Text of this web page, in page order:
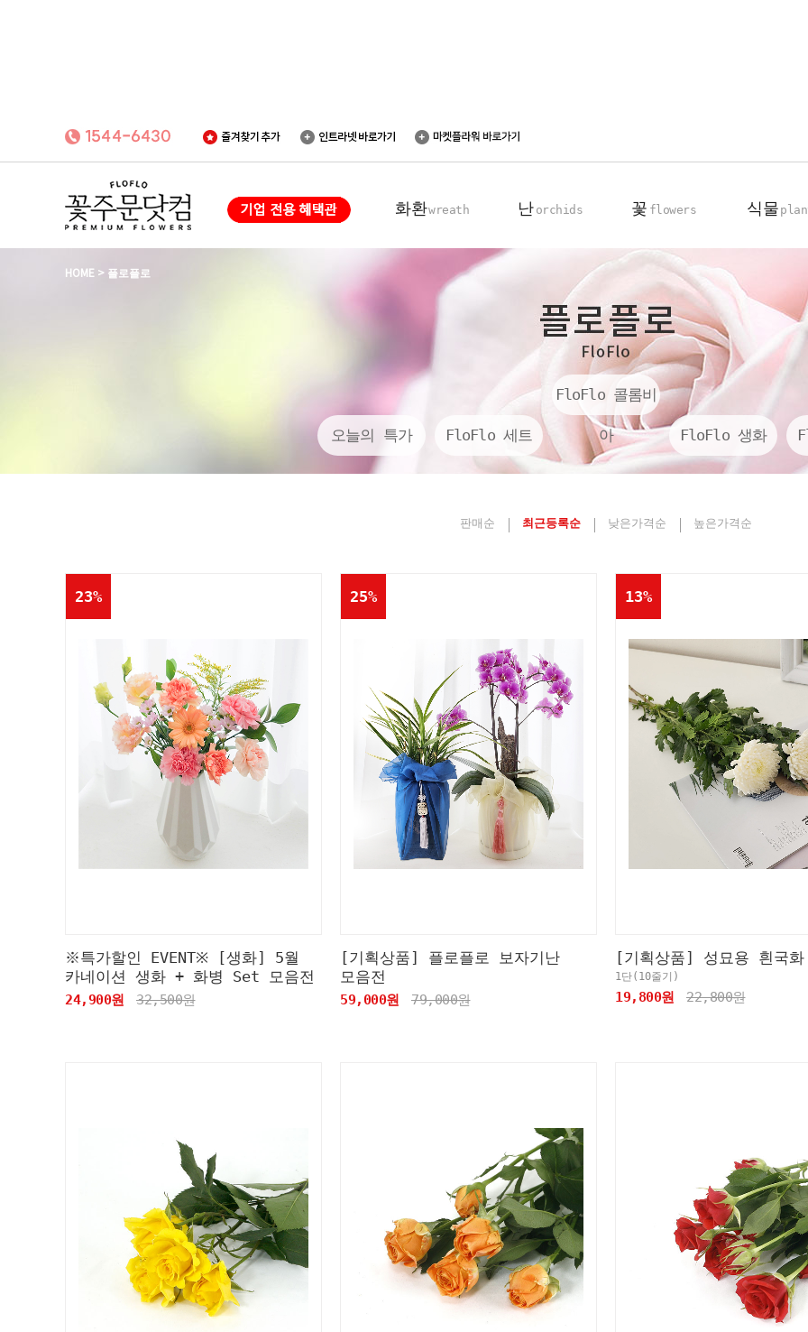
화환wreath 난 orchids 꽃 flowers 식물
기업회원전용
동양란
서양란
꽃다발
꽃바구니
장미100송이
탁상용 화분
관엽 식물
HOME > 플로플로
오늘의 특가 FloFlo 세트
FloFlo 콜롬비
아 FloFlo 생화
판매순 최근등록순 낮은가격순 높은가격순
23%
※특가할인 EVENT※ [생화] 5월
카네이션 생화 + 화병 Set 모음전
24,900원 32,500원
25%
[기획상품] 플로플로 보자기난
모음전
59,000원 79,000원
13%
[기획상품] 성묘용 흰국화
1단(10줄기)
19,800원 22,800원